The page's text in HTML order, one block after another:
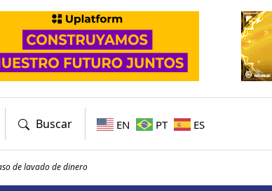
Buscar EN PT ES
de lavado de dinero